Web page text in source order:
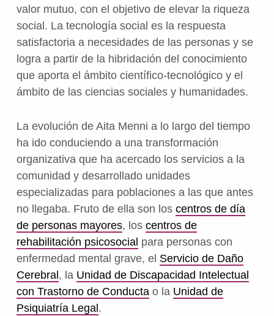
valor mutuo, con el objetivo de elevar la riqueza
social. La tecnología social es la respuesta
satisfactoria a necesidades de las personas y se
logra a partir de la hibridación del conocimiento
que aporta el ámbito científico-tecnológico y el
ámbito de las ciencias sociales y humanidades.
La evolución de Aita Menni a lo largo del tiempo
ha ido conduciendo a una transformación
organizativa que ha acercado los servicios a la
comunidad y desarrollado unidades
especializadas para poblaciones a las que antes
no llegaba. Fruto de ella son los centros de día
de personas mayores, los centros de
rehabilitación psicosocial para personas con
enfermedad mental grave, el Servicio de Daño
Cerebral , la Unidad de Discapacidad Intelectual
con Trastorno de Conductao la Unidad de
Psiquiatría Legal .